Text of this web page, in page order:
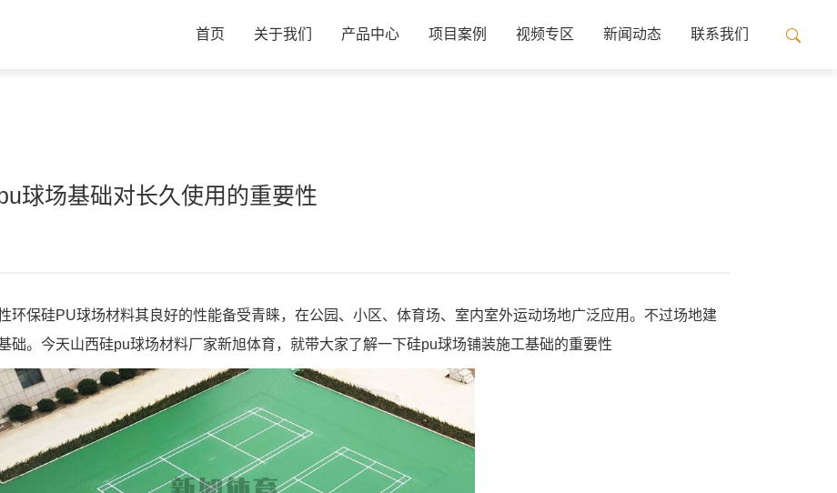
首页 关于我们 产品中心 项目案例 视频专区 新闻动态 联系我们
球场基础对长久使用的重要性
环保硅PU球场材料其良好的性能备受青睐，在公园、小区、体育场、室内室外运动场地广泛应用。不过场地建
础。今天山西硅pu球场材料厂家新旭体育，就带大家了解一下硅pu球场铺装施工基础的重要性